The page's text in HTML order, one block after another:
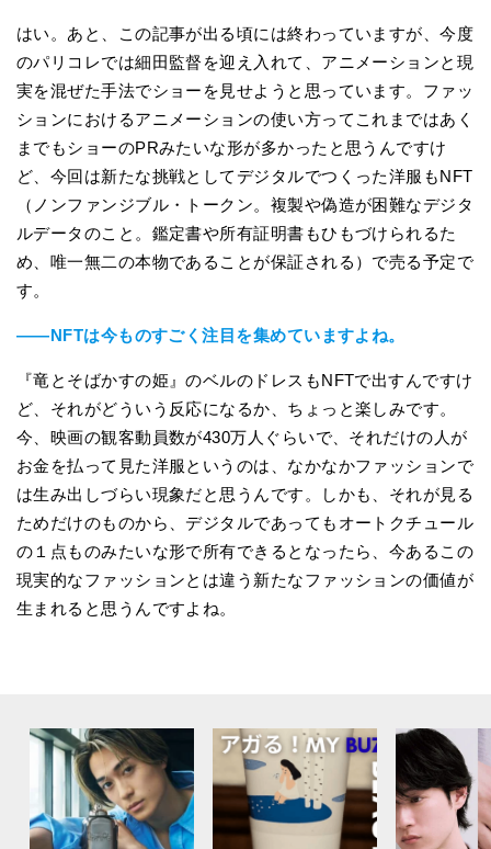
はい。あと、この記事が出る頃には終わっていますが、今度
のパリコレでは細田監督を迎え入れて、アニメーションと現
実を混ぜた手法でショーを見せようと思っています。ファッ
ションにおけるアニメーションの使い方ってこれまではあく
までもショーのPRみたいな形が多かったと思うんですけ
ど、今回は新たな挑戦としてデジタルでつくった洋服もNFT
（ノンファンジブル・トークン。複製や偽造が困難なデジタ
ルデータのこと。鑑定書や所有証明書もひもづけられるた
め、唯一無二の本物であることが保証される）で売る予定で
す。
――NFTは今ものすごく注目を集めていますよね。
『竜とそばかすの姫』のベルのドレスもNFTで出すんですけ
ど、それがどういう反応になるか、ちょっと楽しみです。
今、映画の観客動員数が430万人ぐらいで、それだけの人が
お金を払って見た洋服というのは、なかなかファッションで
は生み出しづらい現象だと思うんです。しかも、それが見る
ためだけのものから、デジタルであってもオートクチュール
の１点ものみたいな形で所有できるとなったら、今あるこの
現実的なファッションとは違う新たなファッションの価値が
生まれると思うんですよね。